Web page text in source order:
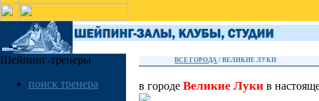
Шейпинг-тренеры
поиск тренера
ВСЕ ГОРОДА /ВЕЛИКИЕ ЛУКИ
в городе Великие Луки в